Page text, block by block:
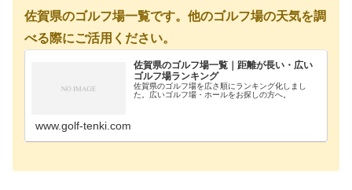
佐賀県のゴルフ場一覧です。他のゴルフ場の天気を調
べる際にご活用ください。
佐賀県のゴルフ場一覧｜距離が長い・広い
ゴルフ場ランキング
佐賀県のゴルフ場を広さ順にランキング化しまし
た。広いゴルフ場・ホールをお探しの方へ。
www.golf-tenki.com